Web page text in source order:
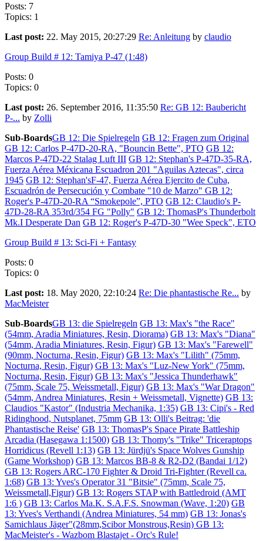
Posts: 7
Topics: 1
Last post: 22. May 2015, 20:27:29 Re: Anleitung by claudio
Group Build # 12: Tamiya P-47 (1:48)
Posts: 0
Topics: 0
Last post: 26. September 2016, 11:35:50 Re: GB 12: Baubericht
P-... by Zolli
Sub-BoardsGB 12: Die Spielregeln GB 12: Fragen zum Original
GB 12: Carlos P-47D-20-RA, "Bouncin Bette", PTO GB 12:
Marcos P-47D-22 Stalag Luft III GB 12: Stephan's P-47D-35-RA,
Fuerza Aérea Méxicana Escuadron 201 "Aguilas Aztecas", circa
1945 GB 12: Stephan'sF-47, Fuerza Aérea Ejercito de Cuba,
Escuadrón de Persecución y Combate "10 de Marzo" GB 12:
Roger's P-47D-20-RA “Smokepole”, PTO GB 12: Claudio's P-
47D-28-RA 353rd/354 FG "Polly" GB 12: ThomasP's Thunderbolt
Mk.I Desperate Dan GB 12: Roger's P-47D-30 "Wee Speck", ETO
Group Build # 13: Sci-Fi + Fantasy
Posts: 0
Topics: 0
Last post: 18. May 2020, 22:10:24 Re: Die phantastische Re... by
MacMeister
Sub-BoardsGB 13: die Spielregeln GB 13: Max's "the Race"
(54mm, Aradia Miniatures, Resin, Diorama) GB 13: Max's "Diana"
(54mm, Aradia Miniatures, Resin, Figur) GB 13: Max's "Farewell"
(90mm, Nocturna, Resin, Figur) GB 13: Max's "Lilith" (75mm,
Nocturna, Resin, Figur) GB 13: Max's "Luz-New York" (75mm,
Nocturna, Resin, Figur) GB 13: Max's "Jessica Thunderhawk"
(75mm, Scale 75, Weissmetall, Figur) GB 13: Max's "War Dragon"
(54mm, Andrea Miniatures, Resin + Weissmetall, Vignette) GB 13:
Claudios "Kastor" (Industria Mechanika, 1:35) GB 13: Cipi's - Red
Ridinghood, Nutsplanet, 75mm GB 13: Olli's Beitrag: 'die
Phantastische Reise' GB 13: ThomasP's Space Pirate Battleship
Arcadia (Hasegawa 1:1500) GB 13: Thomy's "Trike" Triceraptops
Horridicus (Revell 1:13) GB 13: Jürdjü's Space Wolves Gunship
(Game Workshop) GB 13: Marcos BB-8 & R2-D2 (Bandai 1/12)
GB 13: Rogers ARC-170 Fighter & Droid Tri-Fighter (Revell ca.
1:68) GB 13: Yves's Operator 31 "Bitsie" (75mm, Scale 75,
Weissmetall,Figur) GB 13: Rogers STAP with Battledroid (AMT
1:6 ) GB 13: Carlos Ma.K. S.A.F.S. Snowman (Wave, 1:20) GB
13: Yves's Verthandi (Andrea Miniatures, 54 mm) GB 13: Jonas's
Samichlaus Jäger"(28mm,Scibor Monstrous,Resin) GB 13:
MacMeister's - Wazbom Blastajet - Orc's Rule!